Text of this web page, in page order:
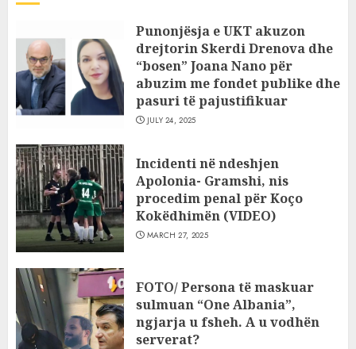
Punonjësja e UKT akuzon
drejtorin Skerdi Drenova dhe
“bosen” Joana Nano për
abuzim me fondet publike dhe
pasuri të pajustifikuar
JULY 24, 2025
Incidenti në ndeshjen
Apolonia- Gramshi, nis
procedim penal për Koço
Kokëdhimën (VIDEO)
MARCH 27, 2025
FOTO/ Persona të maskuar
sulmuan “One Albania”,
ngjarja u fsheh. A u vodhën
serverat?